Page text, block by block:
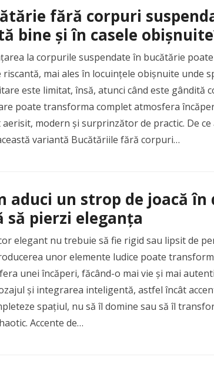
fără corpuri
bine și în casele
la corpurile suspendate în bucătărie
riscantă, mai ales în locuințele obișnuite unde
este limitat, însă, atunci când este gândită
poate transforma complet atmosfera
aerisit, modern și surprinzător de practic. De
variantă Bucătăriile fără corpuri…
aduci un strop de joacă în
să pierzi eleganța
elegant nu trebuie să fie rigid sau lipsit de
unor elemente ludice poate
unei încăperi, făcând-o mai vie și mai
și integrarea inteligentă, astfel încât
spațiul, nu să îl domine sau să îl
Accente de…